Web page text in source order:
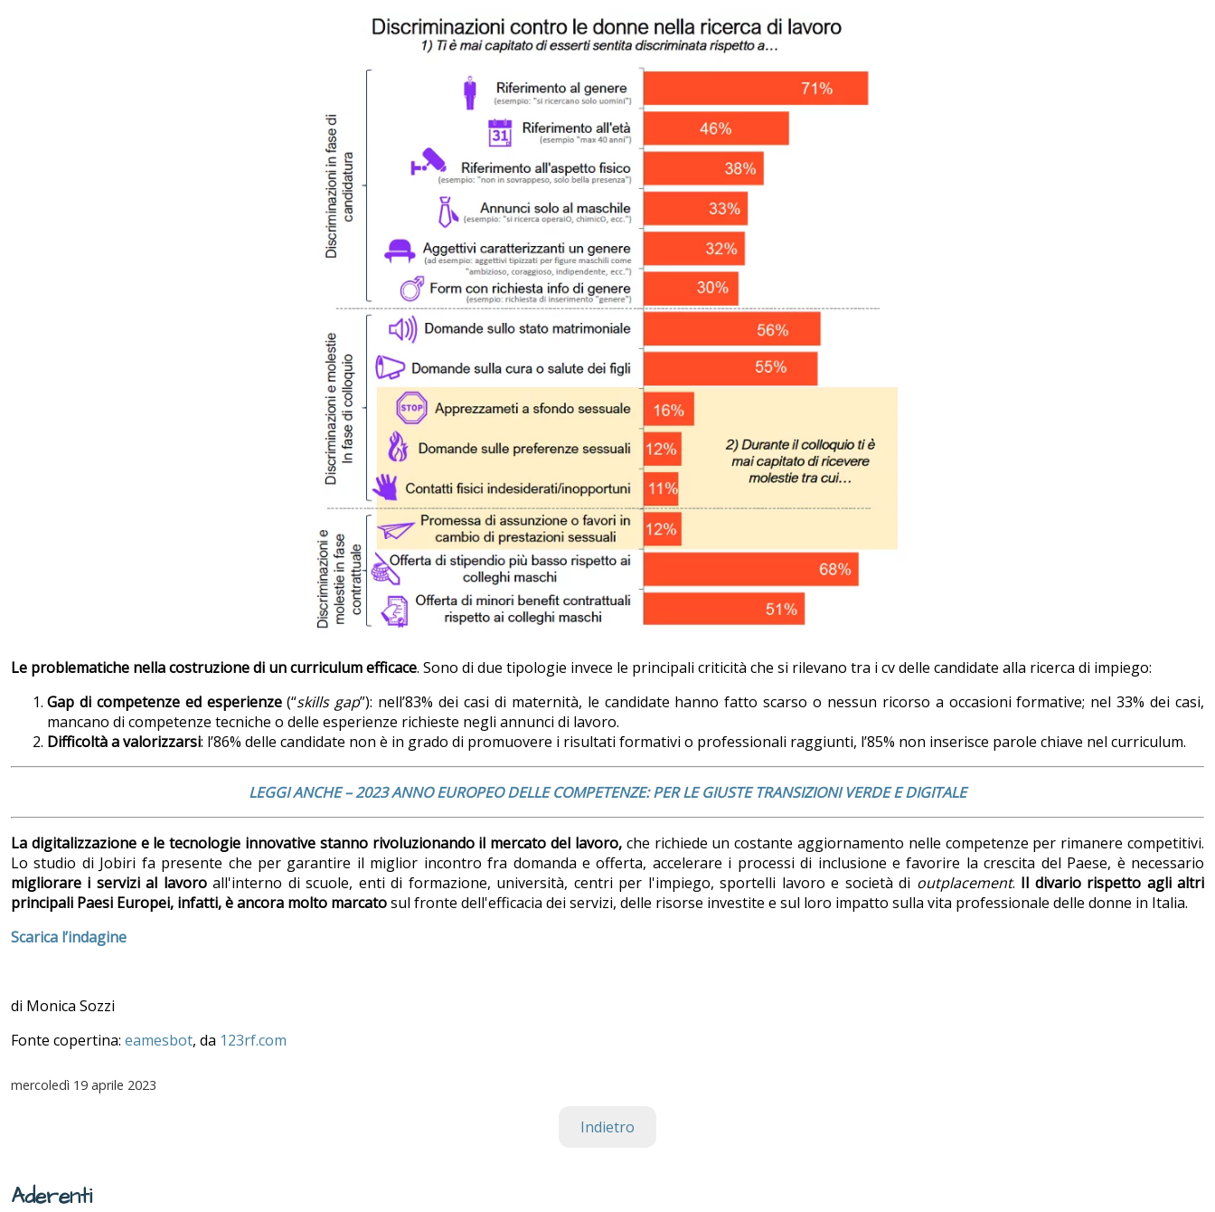
Le problematiche nella costruzione di un curriculum efficace. Sono di due tipologie invece le principali criticità che si rilevano tra i cv delle candidate alla ricerca di impiego:
Gap di competenze ed esperienze(“skills gap”): nell’83% dei casi di maternità, le candidate hanno fatto scarso o nessun ricorso a occasioni formative; nel 33% dei casi,
mancano di competenze tecniche o delle esperienze richieste negli annunci di lavoro.
Difficoltà a valorizzarsi: l’86% delle candidate non è in grado di promuovere i risultati formativi o professionali raggiunti, l’85% non inserisce parole chiave nel curriculum.
LEGGI ANCHE – 2023 ANNO EUROPEO DELLE COMPETENZE: PER LE GIUSTE TRANSIZIONI VERDE E DIGITALE
La digitalizzazione e le tecnologie innovative stanno rivoluzionando il mercato del lavoro, che richiede un costante aggiornamento nelle competenze per rimanere competitivi.
Lo studio di Jobiri fa presente che per garantire il miglior incontro fra domanda e offerta, accelerare i processi di inclusione e favorire la crescita del Paese, è necessario
migliorare i servizi al lavoroall'interno di scuole, enti di formazione, università, centri per l'impiego, sportelli lavoro e società di outplacement. Il divario rispetto agli altri
principali Paesi Europei, infatti, è ancora molto marcatosul fronte dell'efficacia dei servizi, delle risorse investite e sul loro impatto sulla vita professionale delle donne in Italia.
Scarica l’indagine
di Monica Sozzi
Fonte copertina: eamesbot, da 123rf.com
mercoledì 19 aprile 2023
Indietro
Aderenti